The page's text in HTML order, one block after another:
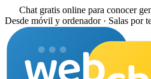
Chat gratis online para conocer
Desde móvil y ordenador · Salas por